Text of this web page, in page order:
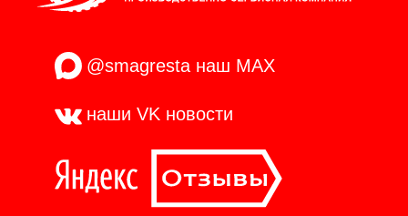
@smagresta наш MAX
наши VK новости